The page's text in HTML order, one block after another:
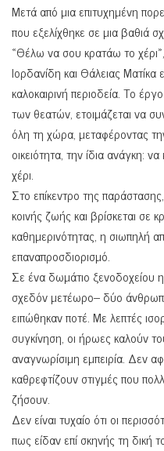
Μετά από μια επιτυχημένη
που εξελίχθηκε σε μια βαθιά
«Θέλω να σου κρατάω το
Ιορδανίδη και Θάλειας Ματίκα
καλοκαιρινή περιοδεία. Το
των θεατών, ετοιμάζεται να
όλη τη χώρα, μεταφέροντας
οικειότητα, την ίδια ανάγκη:
χέρι.
Στο επίκεντρο της
κοινής ζωής και βρίσκεται σε
καθημερινότητας, η σιωπηλή
επαναπροσδιορισμό.
Σε ένα δωμάτιο ξενοδοχείου
σχεδόν μετέωρο– δύο
ειπώθηκαν ποτέ. Με λεπτές
συγκίνηση, οι ήρωες καλούν
αναγνωρίσιμη εμπειρία. Δεν
καθρεφτίζουν στιγμές που
ζήσουν.
Δεν είναι τυχαίο ότι οι
πως είδαν επί σκηνής τη δική